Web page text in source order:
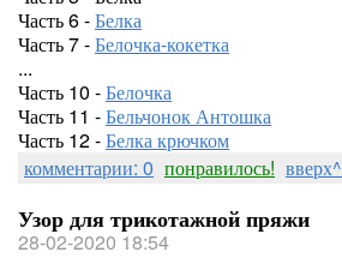
Часть 6 -Белка
Часть 7 -Белочка-кокетка
...
Часть 10 -Белочка
Часть 11 -Бельчонок Антошка
Часть 12 -Белка крючком
комментарии: 0 понравилось! вверх^
Узор для трикотажной пряжи
28-02-2020 18:54